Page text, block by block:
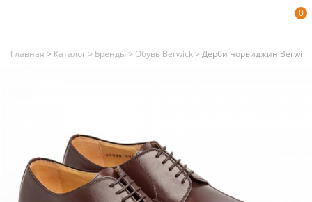
0
Главная > Каталог> Бренды > Обувь Berwick> Дерби норвиджин Berwick